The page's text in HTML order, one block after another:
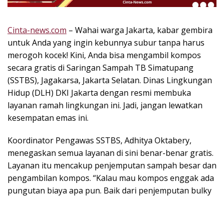
P
n
u
I
n
s
p
i
r
s
Cinta-news.com – Wahai warga Jakarta, kabar gembira
untuk Anda yang ingin kebunnya subur tanpa harus
merogoh kocek! Kini, Anda bisa mengambil kompos
secara gratis di Saringan Sampah TB Simatupang
(SSTBS), Jagakarsa, Jakarta Selatan. Dinas Lingkungan
Hidup (DLH) DKI Jakarta dengan resmi membuka
layanan ramah lingkungan ini. Jadi, jangan lewatkan
kesempatan emas ini.
Koordinator Pengawas SSTBS, Adhitya Oktabery,
menegaskan semua layanan di sini benar-benar gratis.
Layanan itu mencakup penjemputan sampah besar dan
pengambilan kompos. “Kalau mau kompos enggak ada
pungutan biaya apa pun. Baik dari penjemputan bulky